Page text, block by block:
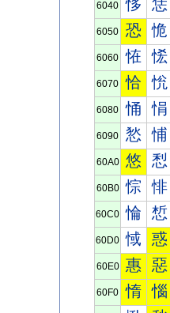
6040 恀 恁
6050 恐 恑
6060 恠 恡
6070 恰 恱
6080 悀 悁
6090 悐 悑
60A0 悠 悡
60B0 悰 悱
60C0 惀 惁
60D0 惐 惑
60E0 惠 惡
60F0 惰 惱